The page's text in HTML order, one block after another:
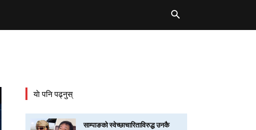
याे पनि पढ्नुस्
साम्पाङको स्वेच्छाचारिताविरुद्ध उनकै